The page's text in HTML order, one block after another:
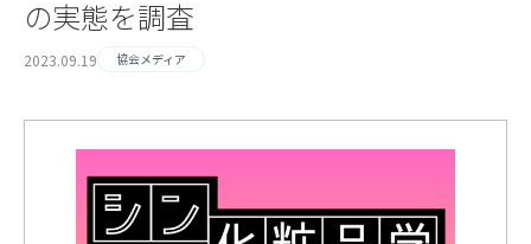
の実態を調査
2023.09.19 協会メディア